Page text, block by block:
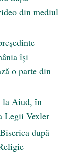
din mediul
își
o parte din
la Aiud, în
Legii Vexler
după